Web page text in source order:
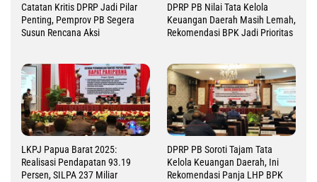
Catatan Kritis DPRP Jadi Pilar
Penting, Pemprov PB Segera
Susun Rencana Aksi
DPRP PB Nilai Tata Kelola
Keuangan Daerah Masih Lemah,
Rekomendasi BPK Jadi Prioritas
LKPJ Papua Barat 2025:
Realisasi Pendapatan 93.19
Persen, SILPA 237 Miliar
DPRP PB Soroti Tajam Tata
Kelola Keuangan Daerah, Ini
Rekomendasi Panja LHP BPK